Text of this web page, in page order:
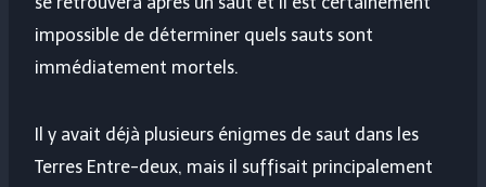
impossible de déterminer quels sauts sont
immédiatement mortels.
Il y avait déjà plusieurs énigmes de saut dans les
Terres Entre-deux, mais il suffisait principalement